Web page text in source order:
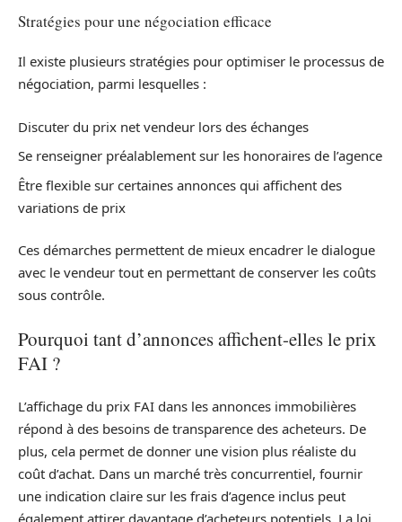
Stratégies pour une négociation efficace
Il existe plusieurs stratégies pour optimiser le processus de
négociation, parmi lesquelles :
Discuter du prix net vendeur lors des échanges
Se renseigner préalablement sur les honoraires de l’agence
Être flexible sur certaines annonces qui affichent des
variations de prix
Ces démarches permettent de mieux encadrer le dialogue
avec le vendeur tout en permettant de conserver les coûts
sous contrôle.
Pourquoi tant d’annonces affichent-elles le prix
FAI ?
L’affichage du prix FAI dans les annonces immobilières
répond à des besoins de transparence des acheteurs. De
plus, cela permet de donner une vision plus réaliste du
coût d’achat. Dans un marché très concurrentiel, fournir
une indication claire sur les frais d’agence inclus peut